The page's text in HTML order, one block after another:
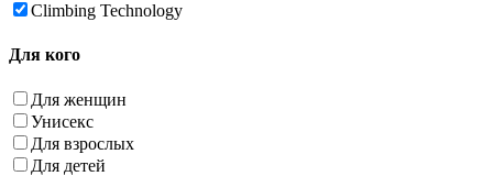
Climbing Technology
Для кого
Для женщин
Унисекс
Для взрослых
Для детей